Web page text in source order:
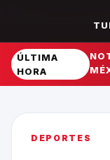
ÚLTIMA
HORA
DEPORTES